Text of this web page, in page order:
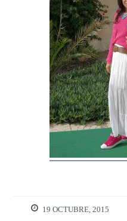
19 OCTUBRE, 2015